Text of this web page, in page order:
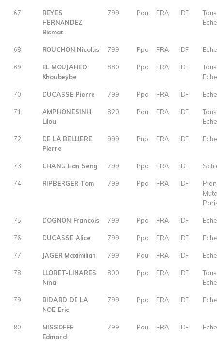
67
REYES
HERNANDEZ
Bismar
799 Pou FRA IDF
68 ROUCHON Nicolas 799 Ppo FRA IDF
69
EL MOUJAHED
Khoubeybe
880 Ppo FRA IDF
70 DUCASSE Pierre 799 Ppo FRA IDF
71
AMPHONESINH
Lilou
820 Pou FRA IDF
72
DE LA BELLIERE
Pierre
999 Pup FRA IDF
73 CHANG Ean Seng 799 Ppo FRA IDF
74 RIPBERGER Tom 799 Ppo FRA IDF
Pion
75 DOGNON Francois 799 Ppo FRA IDF
76 DUCASSE Alice 799 Ppo FRA IDF
77 JAGER Maximilian 799 Pou FRA IDF
78
LLORET-LINARES
Nina
800 Ppo FRA IDF
79
BIDARD DE LA
NOE Eric
799 Ppo FRA IDF
80
MISSOFFE
Edmond
799 Pou FRA IDF